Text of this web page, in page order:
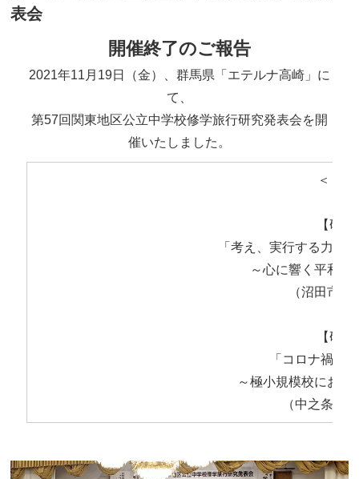
表会
開催終了のご報告
2021年11月19日（金）、群馬県「エテルナ高崎」に
て、
第57回関東地区公立中学校修学旅行研究発表会を開
催いたしました。
＜ 発
【研
「考え、実行する力の
～心に響く平和学
（沼田市
【研
「コロナ禍に
～極小規模校におけ
（中之条町